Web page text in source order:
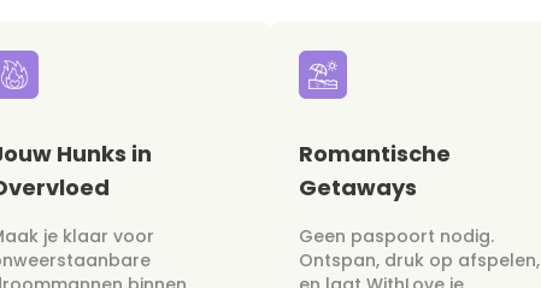
Hunks in
je klaar voor
Romantische
Getaways
Geen paspoort nodig.
Ontspan, druk op afspelen,